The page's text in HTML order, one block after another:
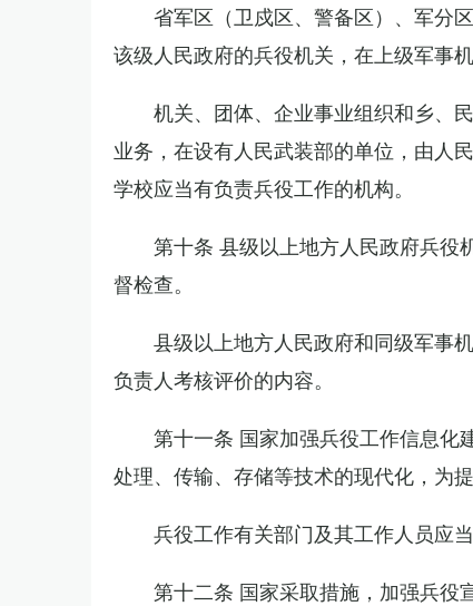
省军区（卫戍区、警备区）、军分
该级人民政府的兵役机关，在上级军事
机关、团体、企业事业组织和乡、
业务，在设有人民武装部的单位，由人
学校应当有负责兵役工作的机构。
第十条 县级以上地方人民政府兵役
督检查。
县级以上地方人民政府和同级军事
负责人考核评价的内容。
第十一条 国家加强兵役工作信息化
处理、传输、存储等技术的现代化，为
兵役工作有关部门及其工作人员应
第十二条 国家采取措施，加强兵役